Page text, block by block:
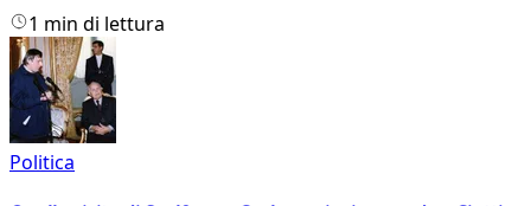
1 min di lettura
Politica